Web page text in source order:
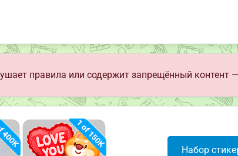
правила или содержит запрещённый контент
Набор